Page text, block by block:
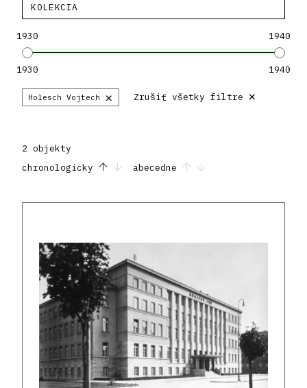
KOLEKCIA
1930 1940
1930 1940
Holesch Vojtech × Zrušiť všetky filtre ×
2 objekty
chronologicky
abecedne